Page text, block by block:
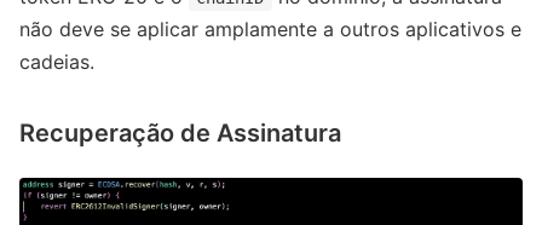
não deve se aplicar amplamente a outros aplicativos e
cadeias.
Recuperação de Assinatura